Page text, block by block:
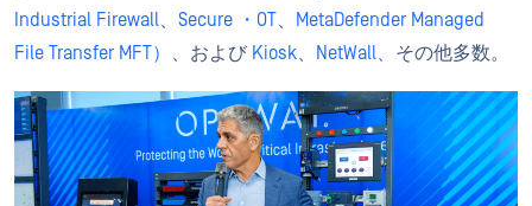
Industrial Firewall、 Secure ・OT、
MetaDefender Managed
File Transfer MFT）
、および Kiosk、 NetWall、 その他多数。